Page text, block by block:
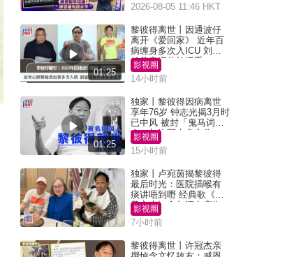
2026-08-05 11:46 HKT
01:25
黎彼得离世丨因通波仔
离开《爱回家》 近年百
病缠身多次入ICU 刘銮
雄黄宗泽曾施援手
影视圈
14小时前
01:25
独家丨黎彼得因病离世
享年76岁 钟志光揭3月时
已中风 被封「鬼马词
人」与许冠杰多合作
影视圈
15小时前
独家丨卢宛茵揭黎彼得
最后时光：医院插喉有
痰讲唔到嘢 经典歌《浪
子心声》金句源自庙街
睇相佬
影视圈
7小时前
黎彼得离世丨许冠杰亲